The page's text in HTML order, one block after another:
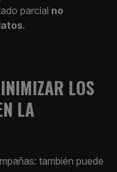
parcial no
.
LOS
LA
también puede